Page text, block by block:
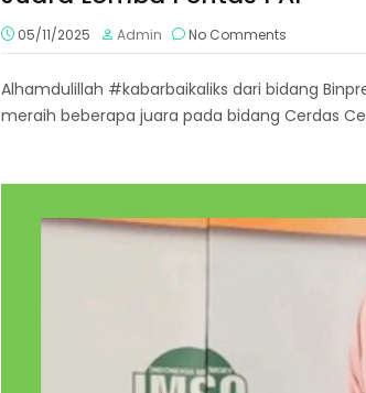
05/11/2025 Admin No Comments
Alhamdulillah #kabarbaikaliks dari bidang
meraih beberapa juara pada bidang Cerdas